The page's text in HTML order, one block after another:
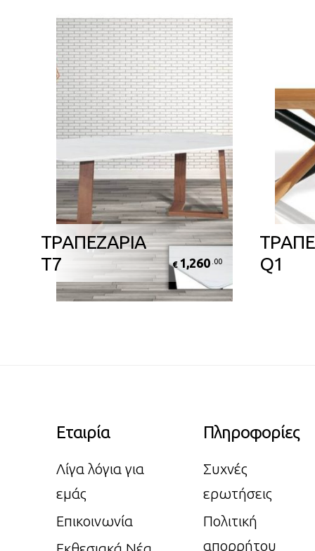
ΤΡΑΠΕΖΑΡΙΑ
Τ7
€ 1,260 .00
Q1
Εταιρία
Λίγα λόγια για
εμάς
Επικοινωνία
Πληροφορίες
Συχνές
ερωτήσεις
Πολιτική
απορρήτου